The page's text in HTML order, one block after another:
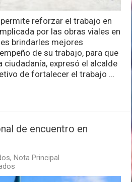
reforzar el trabajo en
por las obras viales en
brindarles mejores
de su trabajo, para que
ciudadanía, expresó el alcalde
de fortalecer el trabajo …
de encuentro en
, Nota Principal
Nayarit,